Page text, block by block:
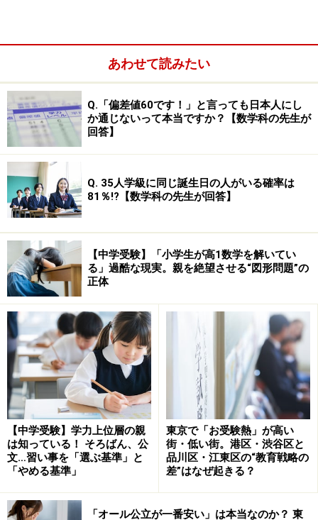
■暁
前期入試：国・算・理・社
後期入試：国・算
■海星
奨学生募集：国・算、面接
一般入試：国・算・理・社、面接
■皇學館
一般入試A日程：国・算、作文
一般入試B日程：国・算
あわせて読みたい
Q.「偏差値60です！」と言っても日本人にし
か通じないって本当ですか？【数学科の先生が
回答】
Q. 35人学級に同じ誕生日の人がいる確率は
81％!?【数学科の先生が回答】
【中学受験】「小学生が高1数学を解いてい
る」過酷な現実。親を絶望させる“図形問題”の
正体
【中学受験】学力上位層の親
は知っている！ そろばん、公
文…習い事を「選ぶ基準」と
「やめる基準」
東京で「お受験熱」が高い
街・低い街。港区・渋谷区と
品川区・江東区の“教育戦略の
差”はなぜ起きる？
「オール公立が一番安い」は本当なのか？ 東